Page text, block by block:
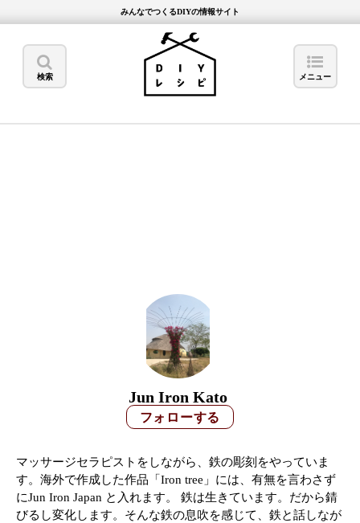
みんなでつくるDIYの情報サイト
検索 メニュー
Jun Iron Kato
マッサージセラピストをしながら、鉄の彫刻をやっていま
す。海外で作成した作品「Iron tree」には、有無を言わさず
にJun Iron Japan と入れます。 鉄は生きています。だから錆
びるし変化します。そんな鉄の息吹を感じて、鉄と話しなが